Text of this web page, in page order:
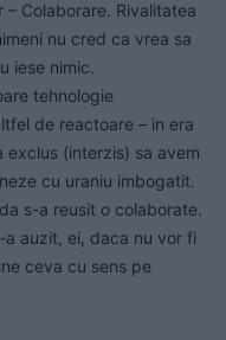
Colaborare. Rivalitatea
nu cred ca vrea sa
iese nimic.
tehnologie
de reactoare – in era
(interzis) sa avem
cu uraniu imbogatit.
s-a reusit o colaborate.
a auzit, ei, daca nu vor fi
ceva cu sens pe